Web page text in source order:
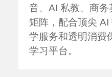
音、AI 私教、商
矩阵，配合顶尖
学服务和透明消费
学习平台。